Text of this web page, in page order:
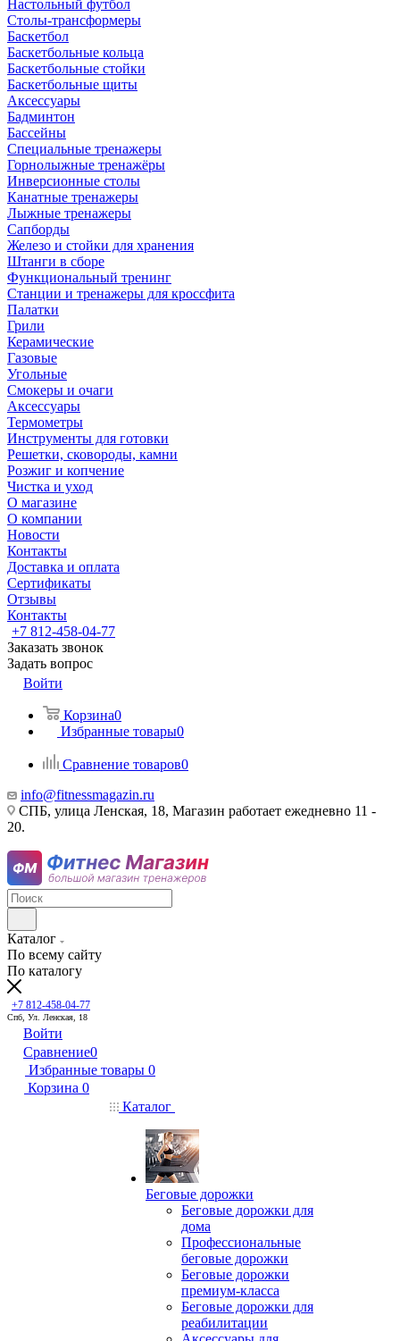
Настольный футбол
Столы-трансформеры
Баскетбол
Баскетбольные кольца
Баскетбольные стойки
Баскетбольные щиты
Аксессуары
Бадминтон
Бассейны
Специальные тренажеры
Горнолыжные тренажёры
Инверсионные столы
Канатные тренажеры
Лыжные тренажеры
Сапборды
Железо и стойки для хранения
Штанги в сборе
Функциональный тренинг
Станции и тренажеры для кроссфита
Палатки
Грили
Керамические
Газовые
Угольные
Смокеры и очаги
Аксессуары
Термометры
Инструменты для готовки
Решетки, сковороды, камни
Розжиг и копчение
Чистка и уход
О магазине
О компании
Новости
Контакты
Доставка и оплата
Сертификаты
Отзывы
Контакты
+7 812-458-04-77
Заказать звонок
Задать вопрос
Войти
Корзина0
Избранные товары0
Сравнение товаров0
info@fitnessmagazin.ru
СПБ, улица Ленская, 18, Магазин работает ежедневно 11 -
20.
Каталог
По всему сайту
По каталогу
+7 812-458-04-77
Спб, Ул. Ленская, 18
Войти
Сравнение0
Избранные товары 0
Корзина 0
Каталог
Беговые дорожки
Беговые дорожки для
дома
Профессиональные
беговые дорожки
Беговые дорожки
премиум-класса
Беговые дорожки для
реабилитации